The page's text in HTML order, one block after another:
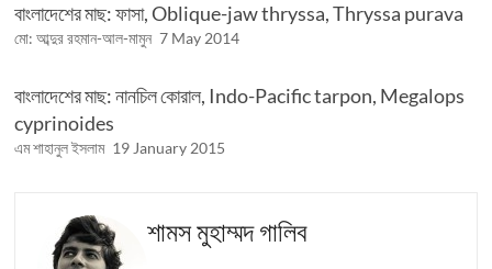
বাংলাদেশের মাছ: ফাসা, Oblique-jaw thryssa, Thryssa purava
মো: আব্দুর রহমান-আল-মামুন 7 May 2014
বাংলাদেশের মাছ: নানচিল কোরাল, Indo-Pacific tarpon, Megalops
cyprinoides
এম শাহানুল ইসলাম 19 January 2015
শামস মুহাম্মদ গালিব